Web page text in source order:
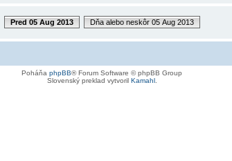
Pred 05 Aug 2013 Dňa alebo neskôr 05 Aug 2013
Poháňa phpBB® Forum Software © phpBB Group
Slovenský preklad vytvoril Kamahl.